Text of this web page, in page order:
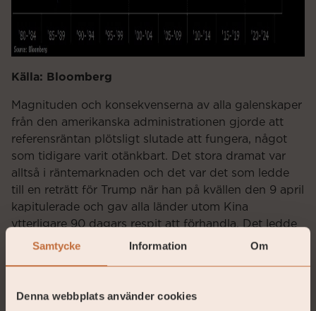
Samtycke Information Om
Denna webbplats använder cookies
Källa: Bloomberg
Magnituden och konsekvenserna av alla galenskaper
från den amerikanska administrationen gjorde att
referensräntan plötsligt slutade att fungera, något
som tidigare varit otänkbart. Det stora dramat var
alltså i räntemarknaden och det var det som ledde
till en reträtt för Trump när han på kvällen den 9 april
kapitulerade och gav alla länder utom Kina
ytterligare 90 dagars respit att förhandla. Det ledde
till en av de största uppgångarna någonsin på den
cirka 5 procent.